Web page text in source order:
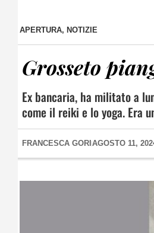
APERTURA, NOTIZIE
Grosseto
Ex bancaria, ha militato a
come il reiki e lo yoga. Era
FRANCESCA GORI AGOSTO 11,